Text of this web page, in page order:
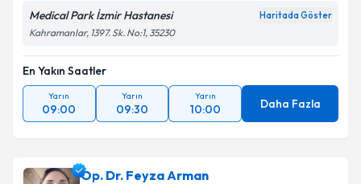
Medical Park İzmir Hastanesi Haritada Göster
Kahramanlar, 1397. Sk. No:1, 35230
En Yakın Saatler
Yarın
09:00
Yarın
09:30
Yarın
10:00 Daha Fazla
Op. Dr. Feyza Arman